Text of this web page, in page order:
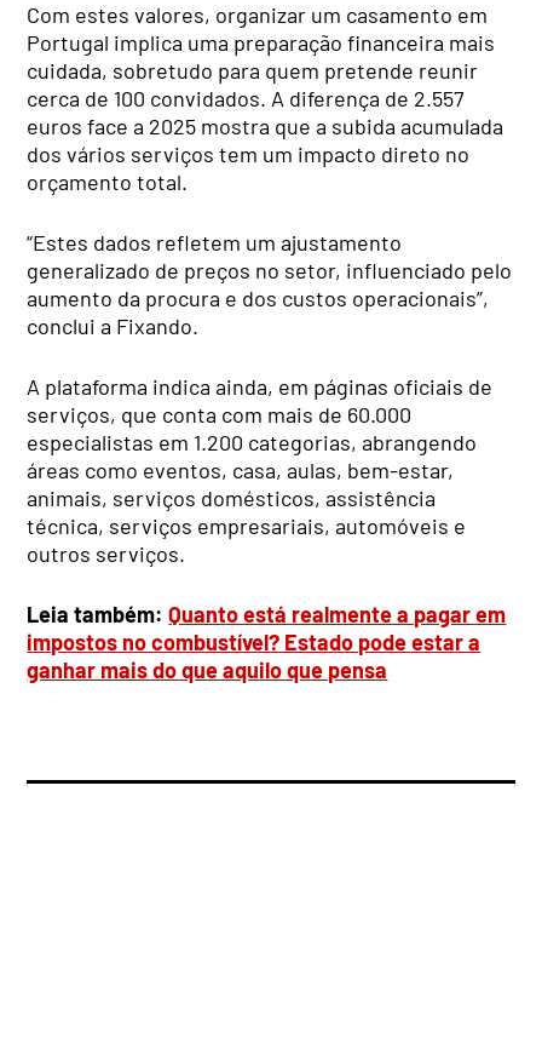
Com estes valores, organizar um casamento em
Portugal implica uma preparação financeira mais
cuidada, sobretudo para quem pretende reunir
cerca de 100 convidados. A diferença de 2.557
euros face a 2025 mostra que a subida acumulada
dos vários serviços tem um impacto direto no
orçamento total.
“Estes dados refletem um ajustamento
generalizado de preços no setor, influenciado pelo
aumento da procura e dos custos operacionais”,
conclui a Fixando.
A plataforma indica ainda, em páginas oficiais de
serviços, que conta com mais de 60.000
especialistas em 1.200 categorias, abrangendo
áreas como eventos, casa, aulas, bem-estar,
animais, serviços domésticos, assistência
técnica, serviços empresariais, automóveis e
outros serviços.
Leia também:Quanto está realmente a pagar em
impostos no combustível? Estado pode estar a
ganhar mais do que aquilo que pensa